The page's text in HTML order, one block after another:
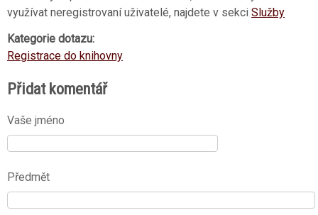
využívat neregistrovaní uživatelé, najdete v sekci Služby
Kategorie dotazu:
Registrace do knihovny
Přidat komentář
Vaše jméno
Předmět